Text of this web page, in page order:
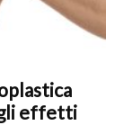
gli effetti